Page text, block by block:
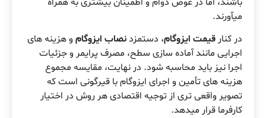
میآورند.
در کنار قیمت ایزوگام، دستمزدنصاب ایزوگام و هزینه های
اجرایی مانند آماده سازی سطح، مصرف پرایمر و جزئیات
اجرا نیز باید محاسبه شود. در نهایت، مقایسه مجموع
هزینه های تأمین و اجرای ایزوگام با قیرگونی است که
تصویر واقعی تری از توجیه اقتصادی هر روش در اختیار
کارفرما قرار میدهد.